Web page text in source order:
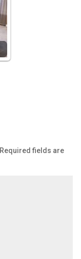
Required fields are